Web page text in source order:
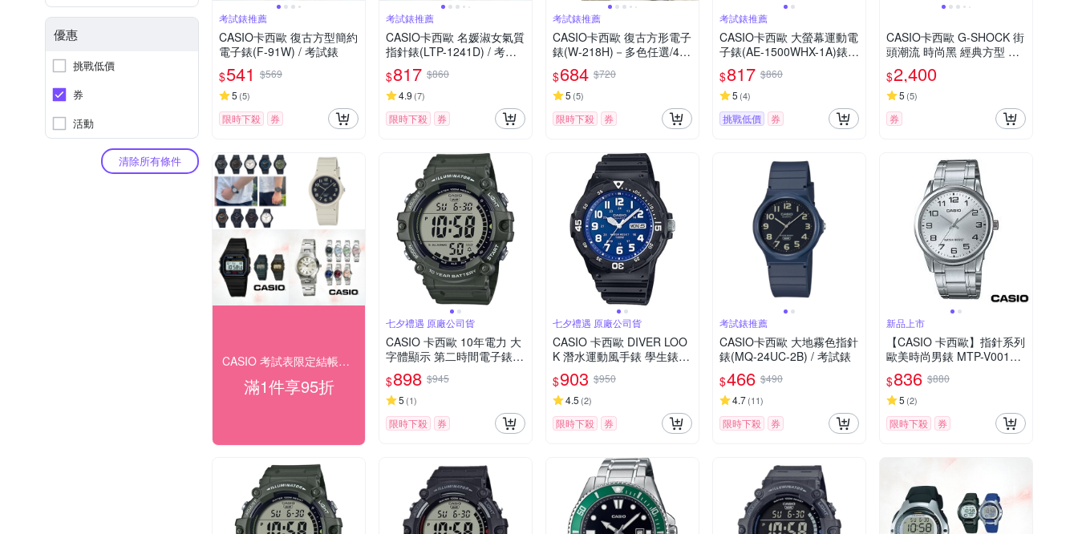
優惠
挑戰低價
券
活動
清除所有條件
考試錶推薦
CASIO卡西歐 復古方型簡約
電子錶(F-91W) / 考試錶
$541 $569
5 (5)
限時下殺 券
考試錶推薦
CASIO卡西歐 名媛淑女氣質
指針錶(LTP-1241D) / 考試
錶
$817 $860
4.9 (7)
限時下殺 券
考試錶推薦
CASIO卡西歐 復古方形電子
錶(W-218H)－多色任選/43.
2mm / 考試錶
$684 $720
5 (5)
限時下殺 券
考試錶推薦
CASIO卡西歐 大螢幕運動電
子錶(AE-1500WHX-1A)錶帶
加長款 / 考試錶
$817 $860
5 (4)
挑戰低價 券
CASIO卡西歐 G-SHOCK 街
頭潮流 時尚黑 經典方型 D
W-5600UE-1_42.8mm
$2,400
5 (5)
券
CASIO 考試表限定結帳95折
滿1件享95折
七夕禮遇 原廠公司貨
CASIO 卡西歐 10年電力 大
字體顯示 第二時間電子錶
手錶 七夕寵愛季 送禮推薦-
綠 AE-1500WHX-3A
$898 $945
5 (1)
限時下殺 券
七夕禮遇 原廠公司貨
CASIO 卡西歐 DIVER LOO
K 潛水運動風手錶 學生錶
考試手錶 七夕寵愛季 送禮
推薦 MRW-200H-2B2
$903 $950
4.5 (2)
限時下殺 券
考試錶推薦
CASIO卡西歐 大地霧色指針
錶(MQ-24UC-2B) / 考試錶
$466 $490
4.7(11)
限時下殺 券
新品上市
【CASIO 卡西歐】指針系列
歐美時尚男錶 MTP-V001D-
7B
$836 $880
5 (2)
限時下殺 券